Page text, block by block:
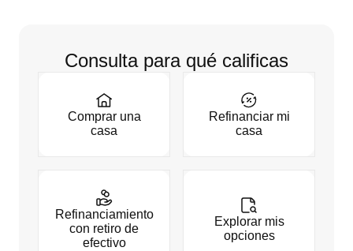
Consulta para qué calificas
Comprar una
casa
Refinanciar mi
casa
Refinanciamiento
con retiro de
efectivo
Explorar mis
opciones